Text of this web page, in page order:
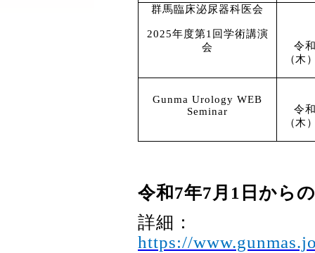
群馬臨床泌尿器科医会
2025年度第1 回学術講演
会
令和
（木
Gunma Urology WEB
Seminar
令和
（木
令和7年7 月 1 日から
詳細：
https://